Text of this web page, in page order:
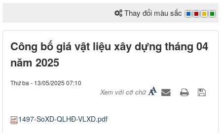
Thay đổi màu sắc
Công bố giá vật liệu xây dựng tháng 04
năm 2025
Thứ ba - 13/05/2025 07:10
Xem với cỡ chữ
1497-SoXD-QLHĐ-VLXD.pdf